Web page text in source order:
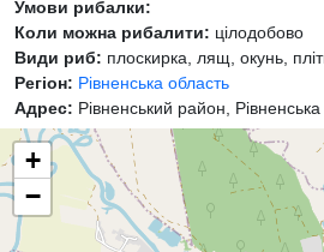
Умови рибалки:
Коли можна рибалити: цілодобово
Види риб: плоскирка, лящ, окунь,
Регіон: Рівненська область
Адрес: Рівненський район,
+
−